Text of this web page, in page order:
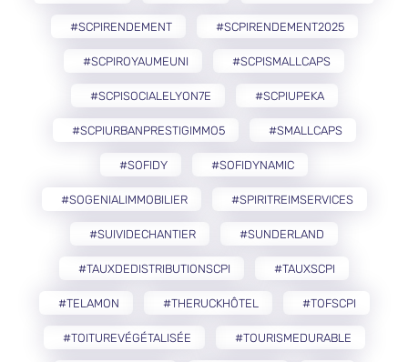
#SCPIRENDEMENT #SCPIRENDEMENT2025
#SCPIROYAUMEUNI #SCPISMALLCAPS
#SCPISOCIALELYON7E #SCPIUPEKA
#SCPIURBANPRESTIGIMMO5 #SMALLCAPS
#SOFIDY #SOFIDYNAMIC
#SOGENIALIMMOBILIER #SPIRITREIMSERVICES
#SUIVIDECHANTIER #SUNDERLAND
#TAUXDEDISTRIBUTIONSCPI #TAUXSCPI
#TELAMON #THERUCKHÔTEL #TOFSCPI
#TOITUREVÉGÉTALISÉE #TOURISMEDURABLE